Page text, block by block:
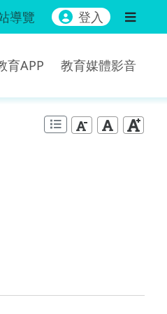
導覽 登入
育APP 教育媒體影音